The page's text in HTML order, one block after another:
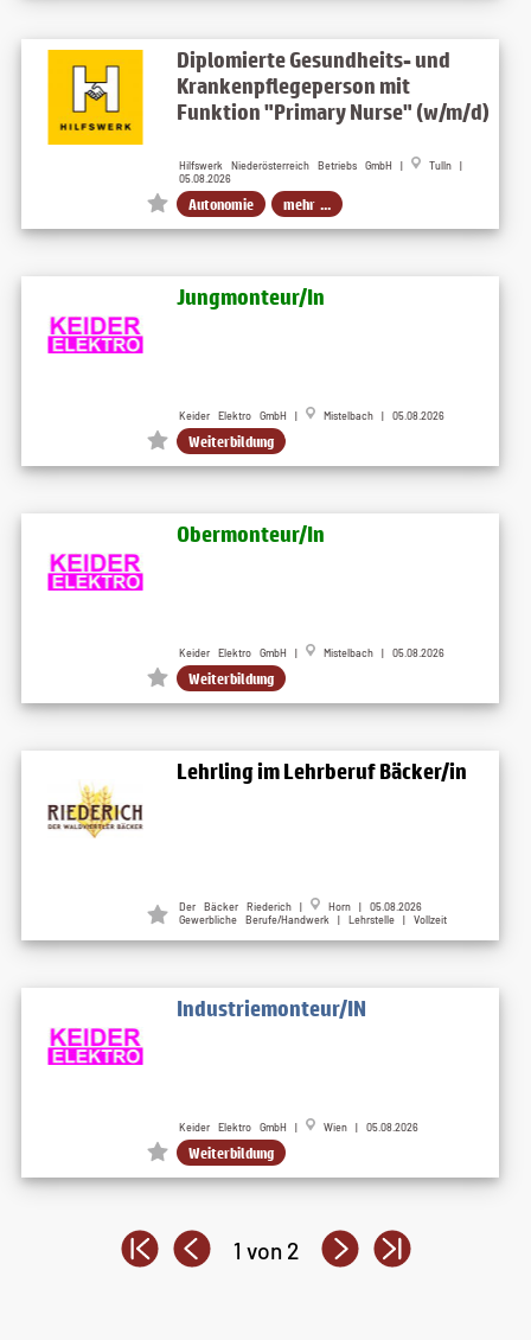
Diplomierte Gesundheits- und
Krankenpflegeperson mit
Funktion "Primary Nurse" (w/m/d)
Hilfswerk Niederösterreich Betriebs GmbH |
Tulln |
05.08.2026
Autonomie mehr ...
Jungmonteur/In
Keider Elektro GmbH | Mistelbach | 05.08.2026
Weiterbildung
Obermonteur/In
Keider Elektro GmbH | Mistelbach | 05.08.2026
Weiterbildung
Lehrling im Lehrberuf Bäcker/in
Der Bäcker Riederich |
Horn | 05.08.2026
Gewerbliche Berufe/Handwerk | Lehrstelle | Vollzeit
Industriemonteur/IN
Keider Elektro GmbH | Wien | 05.08.2026
Weiterbildung
1 von 2